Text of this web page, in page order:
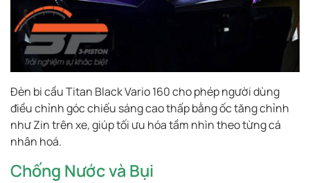
Đèn bi cầu Titan Black Vario 160 cho phép người dùng
điều chỉnh góc chiếu sáng cao thấp bằng ốc tăng chỉnh
như Zin trên xe, giúp tối ưu hóa tầm nhìn theo từng cá
nhân hoá.
Chống Nước và Bụi